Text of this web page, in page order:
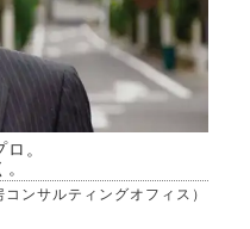
り）
す。
。
ンサルティングオフィス）